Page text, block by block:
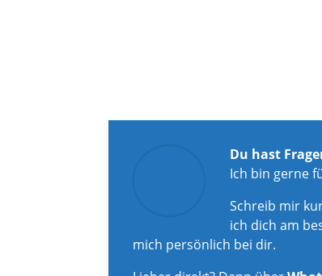
Du hast
Ich bin gerne
Schreib mir
ich dich am
mich persönlich bei dir.